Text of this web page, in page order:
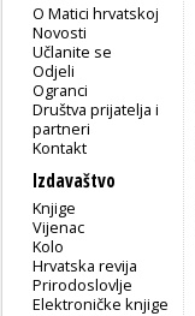
O Matici hrvatskoj
Novosti
Učlanite se
Odjeli
Ogranci
Društva prijatelja i
partneri
Kontakt
Izdavaštvo
Knjige
Vijenac
Kolo
Hrvatska revija
Prirodoslovlje
Elektroničke knjige